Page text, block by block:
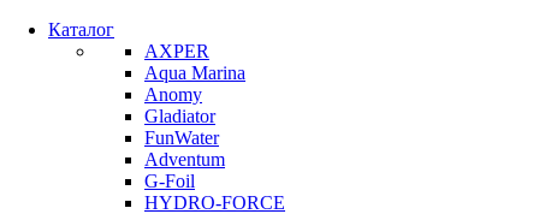
Каталог
AXPER
Aqua Marina
Anomy
Gladiator
FunWater
Adventum
G-Foil
HYDRO-FORCE